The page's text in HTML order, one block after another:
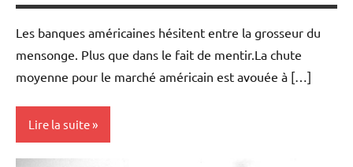
Les banques américaines hésitent entre la grosseur du
mensonge. Plus que dans le fait de mentir.La chute
moyenne pour le marché américain est avouée à […]
Lire la suite